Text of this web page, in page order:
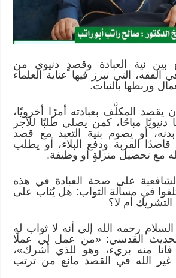
بين نية العبادة وقصدٍ دنيوي من
الفقه، التي تبرز فيها عناية العلماء
وربطها بالنيات.
يقصد المكلَّف بعبادته أمرًا أخرويًا،
مباحًا، كمن يصلي طلبًا للأجر
أو يصوم بنية التعبد مع قصد
القربة ودفع البلاء، أو يطلب
مع تحصيل منزلةٍ أو وظيفة.
على صحة العبادة في هذه
في مسألة الثواب: هل يُثاب على
التشريك أم لا؟
رحمه الله إلى أنه لا ثواب له
القدسي: «من عمل لي عملًا
منه بريء، وهو للذي أشرك»،
غير الله في القصد مانع من ترتب